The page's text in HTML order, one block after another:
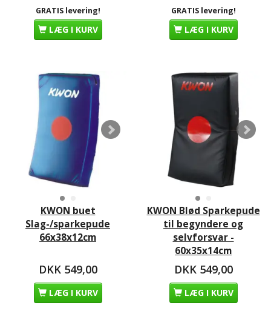
GRATIS levering!
LÆG I KURV
GRATIS levering!
LÆG I KURV
KWON buet
Slag-/sparkepude
66x38x12cm
DKK 549,00
LÆG I KURV
KWON Blød Sparkepude
til begyndere og
selvforsvar -
60x35x14cm
DKK 549,00
LÆG I KURV